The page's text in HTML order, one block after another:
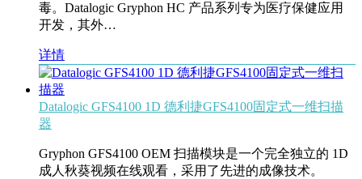
毒。Datalogic Gryphon HC 产品系列专为医疗保健应用
开发，其外…
详情
Datalogic GFS4100 1D 德利捷GFS4100固定式一维扫描
器
Gryphon GFS4100 OEM 扫描模块是一个完全独立的 1D
成人秋葵视频在线观看，采用了先进的成像技术。